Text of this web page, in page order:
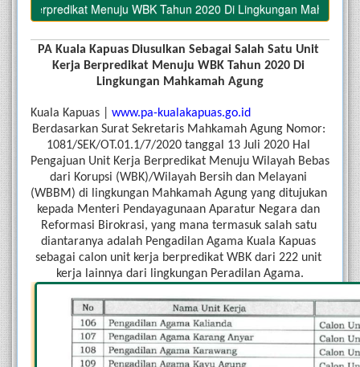
Menuju WBK Tahun 2020 Di Lingkungan Mahkamah
PA Kuala Kapuas Diusulkan Sebagai Salah Satu Unit
Kerja Berpredikat Menuju WBK Tahun 2020 Di
Lingkungan Mahkamah Agung
Kuala Kapuas | www.pa-kualakapuas.go.id
Berdasarkan Surat Sekretaris Mahkamah Agung Nomor:
1081/SEK/OT.01.1/7/2020 tanggal 13 Juli 2020 Hal
Pengajuan Unit Kerja Berpredikat Menuju Wilayah Bebas
dari Korupsi (WBK)/Wilayah Bersih dan Melayani
(WBBM) di lingkungan Mahkamah Agung yang ditujukan
kepada Menteri Pendayagunaan Aparatur Negara dan
Reformasi Birokrasi, yang mana termasuk salah satu
diantaranya adalah Pengadilan Agama Kuala Kapuas
sebagai calon unit kerja berpredikat WBK dari 222 unit
kerja lainnya dari lingkungan Peradilan Agama.